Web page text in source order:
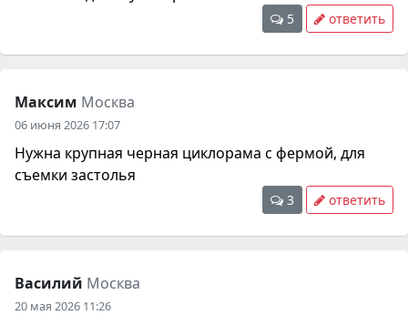
5 ответить
Максим Москва
06 июня 2026 17:07
Нужна крупная черная циклорама с фермой, для
съемки застолья
3 ответить
Василий Москва
20 мая 2026 11:26